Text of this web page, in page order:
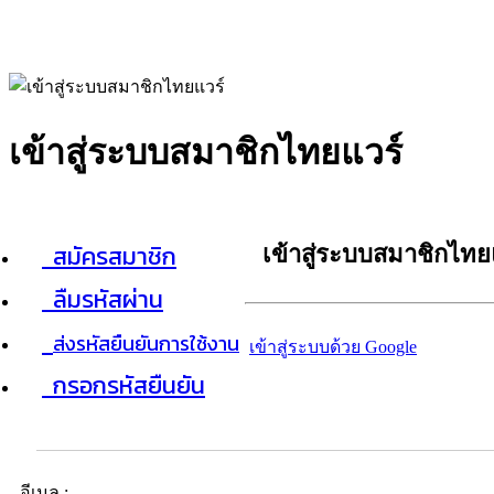
เข้าสู่ระบบสมาชิกไทยแวร์
สมัครสมาชิก
ลืมรหัสผ่าน
ส่งรหัสยืนยันการใช้งาน
กรอกรหัสยืนยัน
เข้าสู่ระบบสมาชิกไท
เข้าสู่ระบบด้วย Google